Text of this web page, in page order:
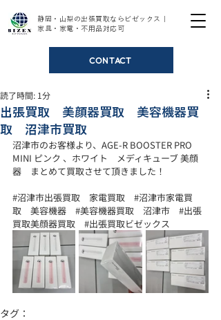
静岡・山梨の出張買取ならビゼックス｜
家具・家電・不用品対応可
CONTACT
出張買取 美顔器買取 美容機器買
取 沼津市買取
読了時間: 1分
沼津市のお客様より、AGE-R BOOSTER PRO
MINI ピンク 、ホワイト　メディキューブ 美顔
器　まとめて買取させて頂きました！
#沼津市出張買取 家電買取 #沼津市家電買
取 美容機器 #美容機器買取 沼津市 #出張
買取美顔器買取
#出張買取ビゼックス
タグ：